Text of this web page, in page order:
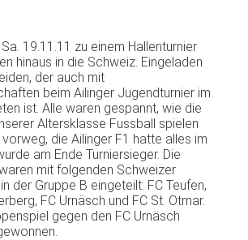
19.11.11 zu einem Hallenturnier
hinaus in die Schweiz. Eingeladen
, der auch mit
beim Ailinger Jugendturnier im
ist. Alle waren gespannt, wie die
Altersklasse Fussball spielen
vorweg, die Ailinger F1 hatte alles im
am Ende Turniersieger. Die
mit folgenden Schweizer
in der Gruppe B eingeteilt: FC Teufen,
, FC Urnäsch und FC St. Otmar.
gegen den FC Urnäsch
.